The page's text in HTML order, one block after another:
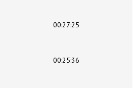
00:27:25
00:25:36